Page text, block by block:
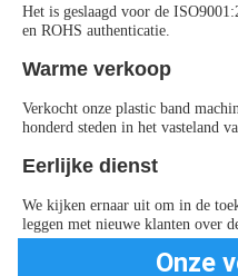
Het is geslaagd voor de
en ROHS authenticatie.
Warme verkoop
Verkocht onze plastic band
honderd steden in het vasteland
Eerlijke dienst
We kijken ernaar uit om in de
leggen met nieuwe klanten over
Onze